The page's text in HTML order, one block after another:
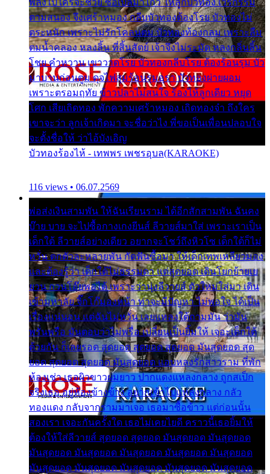
ตามสนอง จึงเศร้าหมอง กลีบบัวทองต้องโรย บัวทองไม่
ตระหนัก เพราะไม่รักโคลนตม บัวทองท้องกลม เพราะลืม
ตมน้ำคลอง หลงลิ้น ที่สิ้นสัตย์ เจ้าจึงไม่ระมัด หลงกลิ่นลิ้น
โชย คำหวาน เขาวาดโรย บัวทองกลีบโรย ต้องร้อนรุม บัว
มาบานก่อนตูม ดุจไฟสุมร้อนรุมอุรา บัวทองผ่ายผอม
เพราะตรอมฤทัย ข้าวปลาไม่สนใจ ร้องไห้ลูกเดียว หยุด
โศก เสียเถิดทอง พักความเศร้าหมอง เถิดทองจ๋า ถึงใคร
เขาจะว่า ลูกเจ้าเกิดมา จะชื่อว่าไง พี่ขอเป็นเพื่อนปลอบใจ
จะตั้งชื่อให้ ว่าไอ้บังเอิญ
บัวทองร้องไห้ - เทพพร เพชรอุบล(KARAOKE)
116 views • 06.07.2569
พ่อส่งเงินสามพัน ให้ฉันเรียนราม ได้อีกสักสามพัน ฉันคง
บ๊าย บาย จะไปซื้อกางเกงยีนส์ ลีวายส์มาใส่ เพราะเราเป็น
เด็กใต้ ลีวายส์อย่างเดียว อยากจะโชว์ถึงหิวโซ เด็กใต้ก็ไม่
หวั่น ตกตัวละหลายพัน กัดฟันซื้อมา ให้เด็กเทพเหลียวมอง
และต้องรู้ว่า เด็กใต้ไม่ธรรมดา แต่สุดยอด เดินโยกย้ายเย
ยวน กวนโอ๊ยพอได้ เพราะว่านุ่งลีวายส์ ตัวใหม่ใส่มา เดิน
เข้ามหาลัย จิ๊กโก๊มองหน้า ท่าจะมีปัญหา ไม่พอใจ ได้เป็น
เรื่องแน่นอน แต่ฉันไม่หวั่น เลยแหลงใต้ถามมัน ว่ามัน
พรั่นพรือ มันตอบว่าไม่พรื่อ เปลี่ยนเป็นยิ้มให้ เจอะเด็กใต้
ด้วยกัน ก็เลยรอด สุดยอด สุดยอด สุดยอด มันสุดยอด สุด
ยอด สุดยอด สุดยอด มันสุดยอด แอบหลงรักสาวราม ที่พัก
ห้องเช่า เธอผิวขาวผมยาว ปากแดงแหลงกลาง ถูกสเป็ก
จริงเธอ อยู่ห้องข้างข้าง อยากเข้าไปแหลงกลาง กลัว
ทองแดง กลับจากรามมาเจอ เธอมาซื้อข้าว แต่ก่อนนั้น
สองเรา เจอะกันครั้งใด เธอไม่เคยไยดี คราวนี้เธอยิ้มให้
ต้องให้ใส่ลีวายส์ สุดยอด สุดยอด มันสุดยอด มันสุดยอด
มันสุดยอด มันสุดยอด มันสุดยอด มันสุดยอด มันสุดยอด
มันสุดยอด มันสุดยอด มันสุดยอด มันสุดยอด มันสุดยอด